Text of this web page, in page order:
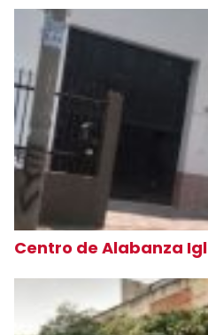
Centro de Alabanza